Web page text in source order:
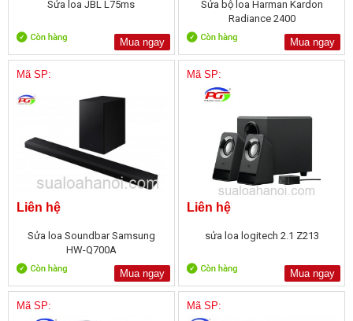
Sửa loa JBL L75ms
Mua ngay
Sửa bộ loa Harman Kardon
Radiance 2400
Mua ngay
Mã SP:
Liên hệ
Sửa loa Soundbar Samsung
HW-Q700A
Mua ngay
Mã SP:
Liên hệ
sửa loa logitech 2.1 Z213
Mua ngay
Mã SP: Mã SP: